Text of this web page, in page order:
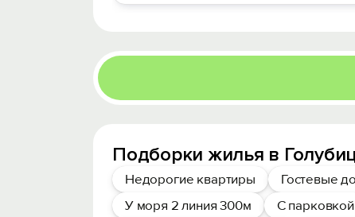
Подборки жилья в
Недорогие квартиры Гостевые
У моря 2 линия 300м
С парковкой